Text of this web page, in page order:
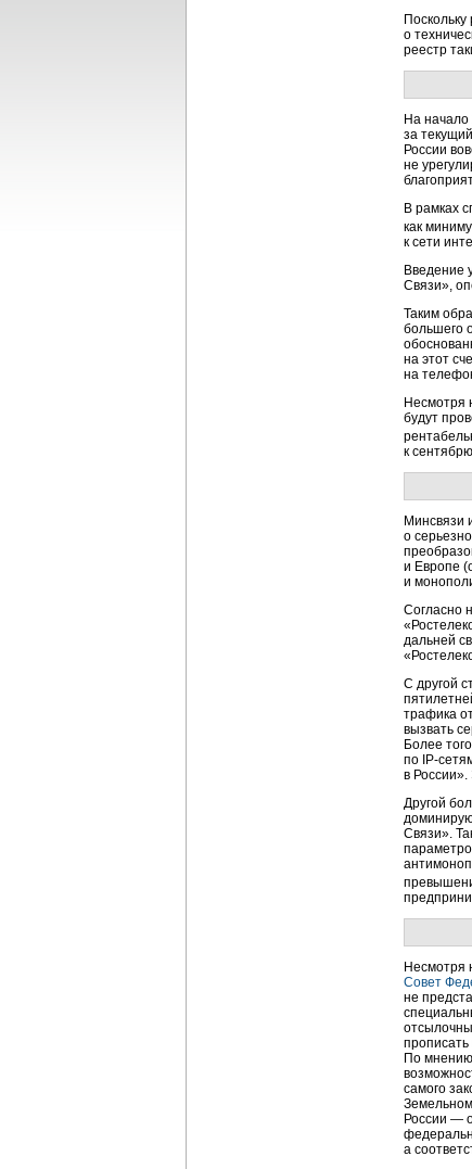
о
реестр
На начало
за
России
не
В рамках
как
к сети
Введение
Связи»,
Таким
большего
на этот
на
Несмотря
будут
к
Минсвязи
о
и Европе
и
Согласно
дальней
С другой
трафика
вызвать
Более
по IP-
в
Другой
Связи».
Несмотря
Совет
не
По
самого
России —
а